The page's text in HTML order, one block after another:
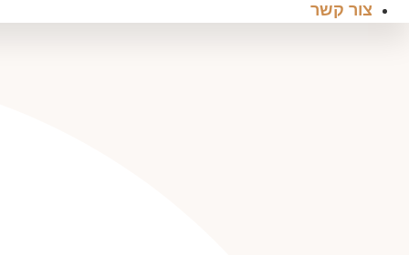
צור קשר